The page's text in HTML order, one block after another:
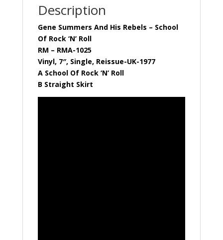
–
Description
Gene Summers And His Rebels – School
Of Rock ‘N’ Roll
RM – RMA-1025
Vinyl, 7″, Single, Reissue-UK-1977
A School Of Rock ‘N’ Roll
B Straight Skirt